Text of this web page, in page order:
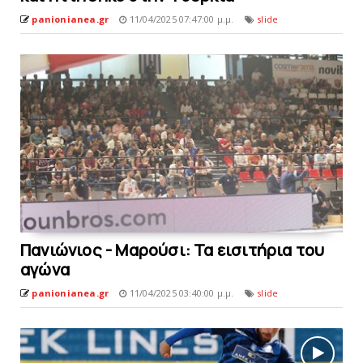
panionianea.gr 11/04/2025 07:47:00 μ.μ. slide
Πανιώνιος - Μαρούσι: Τα εισιτήρια του
αγώνα
panionianea.gr 11/04/2025 03:40:00 μ.μ. slide